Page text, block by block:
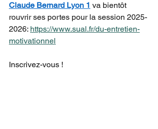
Claude Bernard Lyon 1 va bientôt
rouvrir ses portes pour la session 2025-
2026: https://www.sual.fr/du-entretien-
motivationnel
Inscrivez-vous !